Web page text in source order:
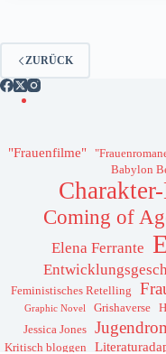
ZURÜCK
"Frauenfilme"
Babylon
Coming of
Elena Ferrante
Feministisches Retelling
Graphic Novel Grishaverse
Jessica Jones
Kritisch bloggen